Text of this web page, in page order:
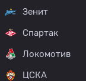
Зенит
Спартак
Локомотив
ЦСКА